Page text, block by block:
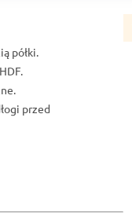
półki.
przed